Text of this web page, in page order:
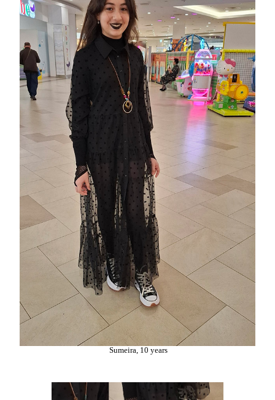
Sumeira, 10 years